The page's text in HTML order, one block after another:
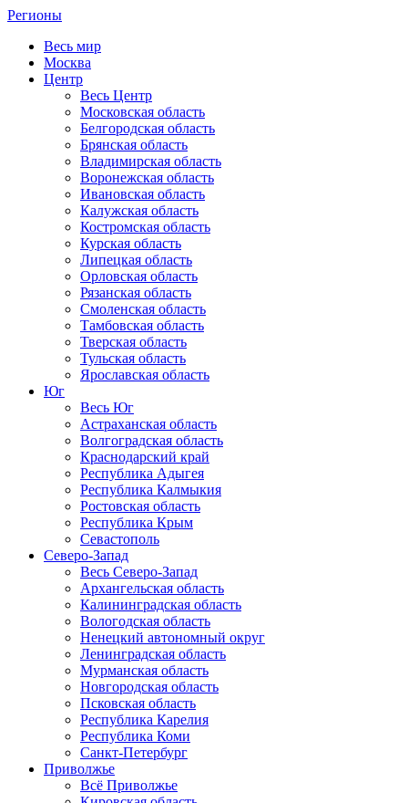
Регионы
Весь мир
Москва
Центр
Весь Центр
Московская область
Белгородская область
Брянская область
Владимирская область
Воронежская область
Ивановская область
Калужская область
Костромская область
Курская область
Липецкая область
Орловская область
Рязанская область
Смоленская область
Тамбовская область
Тверская область
Тульская область
Ярославская область
Юг
Весь Юг
Астраханская область
Волгоградская область
Краснодарский край
Республика Адыгея
Республика Калмыкия
Ростовская область
Республика Крым
Севастополь
Северо-Запад
Весь Северо-Запад
Архангельская область
Калининградская область
Вологодская область
Ненецкий автономный округ
Ленинградская область
Мурманская область
Новгородская область
Псковская область
Республика Карелия
Республика Коми
Санкт-Петербург
Приволжье
Всё Приволжье